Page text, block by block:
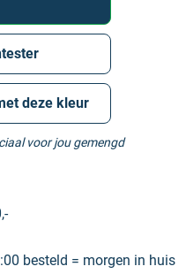
deze kleur
voor jou gemengd
besteld = morgen in huis